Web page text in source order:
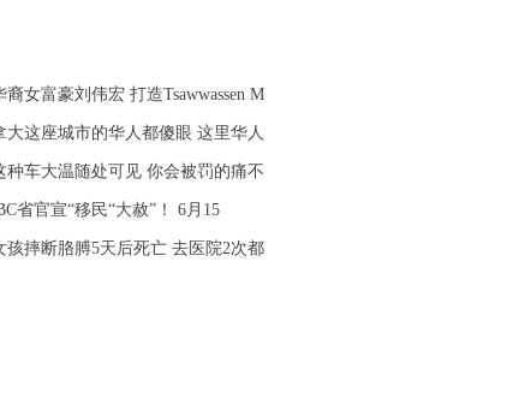
裔女富豪刘伟宏 打造Tsawwassen M
大这座城市的华人都傻眼 这里华人
种车大温随处可见 你会被罚的痛不
省官宣“移民“大赦”！ 6月15
孩摔断胳膊5天后死亡 去医院2次都